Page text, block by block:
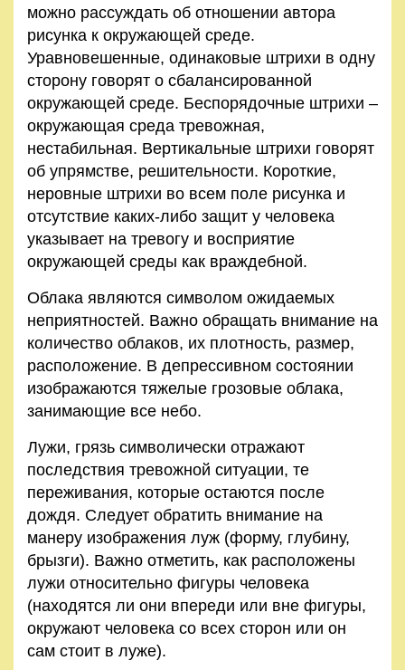
можно рассуждать об отношении автора
рисунка к окружающей среде.
Уравновешенные, одинаковые штрихи в одну
сторону говорят о сбалансированной
окружающей среде. Беспорядочные штрихи –
окружающая среда тревожная,
нестабильная. Вертикальные штрихи говорят
об упрямстве, решительности. Короткие,
неровные штрихи во всем поле рисунка и
отсутствие каких-либо защит у человека
указывает на тревогу и восприятие
окружающей среды как враждебной.
Облака являются символом ожидаемых
неприятностей. Важно обращать внимание на
количество облаков, их плотность, размер,
расположение. В депрессивном состоянии
изображаются тяжелые грозовые облака,
занимающие все небо.
Лужи, грязь символически отражают
последствия тревожной ситуации, те
переживания, которые остаются после
дождя. Следует обратить внимание на
манеру изображения луж (форму, глубину,
брызги). Важно отметить, как расположены
лужи относительно фигуры человека
(находятся ли они впереди или вне фигуры,
окружают человека со всех сторон или он
сам стоит в луже).